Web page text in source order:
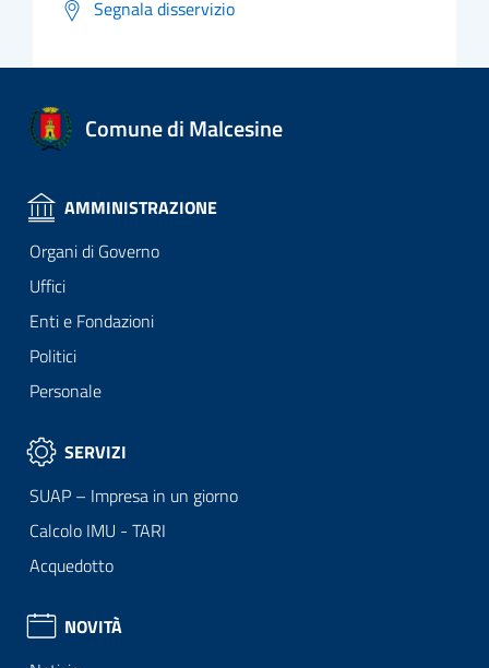
Segnala disservizio
Comune di Malcesine
AMMINISTRAZIONE
Organi di Governo
Uffici
Enti e Fondazioni
Politici
Personale
SERVIZI
SUAP – Impresa in un giorno
Calcolo IMU - TARI
Acquedotto
NOVITÀ